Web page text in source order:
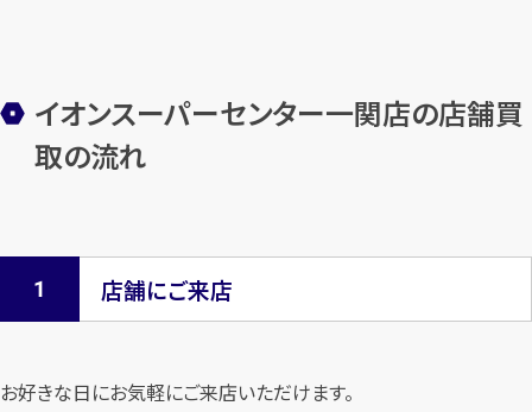
イオンスーパーセンター一関店の店舗買
取の流れ
店舗にご来店
お好きな日にお気軽にご来店いただけます。